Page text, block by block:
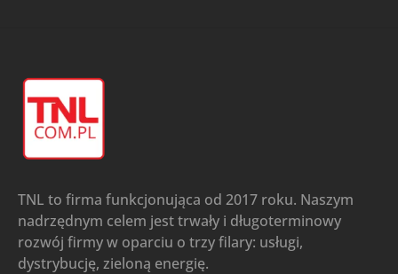
TNL to firma funkcjonująca od 2017 roku. Naszym
nadrzędnym celem jest trwały i długoterminowy
rozwój firmy w oparciu o trzy filary: usługi,
dystrybucję, zieloną energię.